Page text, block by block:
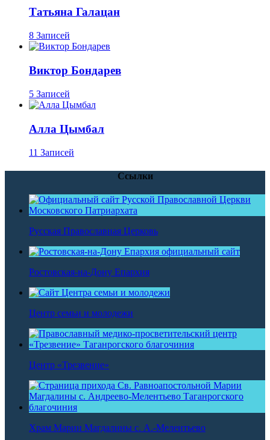
Татьяна Галацан
8 Записей
Виктор Бондарев
5 Записей
Алла Цымбал
11 Записей
Ссылки
Русская Православная Церковь
Ростовская-на-Дону Епархия
Центр семьи и молодежи
Центр «Трезвение»
Храм Марии Магдалины с. А.-Мелентьево